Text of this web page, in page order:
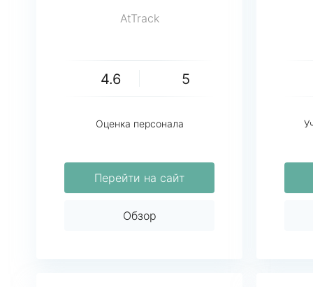
AtTrack
4.6 5
Оценка персонала
Перейти на сайт
Обзор